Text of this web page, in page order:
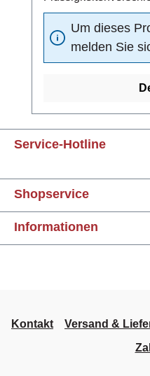
aus Edelstahl
20 mA
unkt unabhängig
alternativ stufenlos
Balken (rot, grün,
aktuell gemessenen
+100 °C
bzw. -25 °C ... +130
Side Power FET-
Um dieses
melden Sie
Service-Hotline
Shopservice
Informationen
Kontakt Versand &